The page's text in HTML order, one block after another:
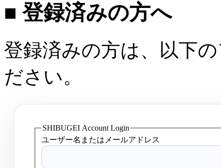
■ 登録済みの方へ
登録済みの方は、以下
ださい。
SHIBUGEI Account Login
ユーザー名またはメールアドレス